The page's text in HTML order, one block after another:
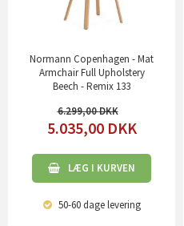
Normann Copenhagen - Mat
Armchair Full Upholstery
Beech - Remix 133
6.299,00
5.035,00 DKK
LÆG I KURVEN
50-60 dagelevering